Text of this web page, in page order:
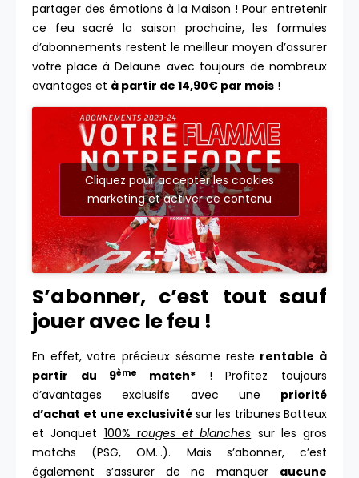
partager des émotions à la Maison ! Pour entretenir
ce feu sacré la saison prochaine, les formules
d’abonnements restent le meilleur moyen d’assurer
votre place à Delaune avec toujours de nombreux
avantages et à partir de 14,90€ par mois !
Cliquez pour accepter les cookies
marketing et activer ce contenu
S’abonner, c’est tout sauf
jouer avec le feu !
En effet, votre précieux sésame reste rentable à
partir du 9ème match* ! Profitez toujours
d’avantages exclusifs avec une priorité
d’achat et une exclusivitésur les tribunes Batteux
et Jonquet 100% rouges et blanches sur les gros
matchs (PSG, OM…). Mais s’abonner, c’est
également s’assurer de ne manquer aucune